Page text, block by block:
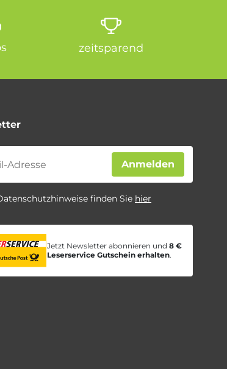
zeitsparend
Anmelden
finden Sie hier
Jetzt Newsletter abonnieren und 8 €
Leserservice Gutschein erhalten.